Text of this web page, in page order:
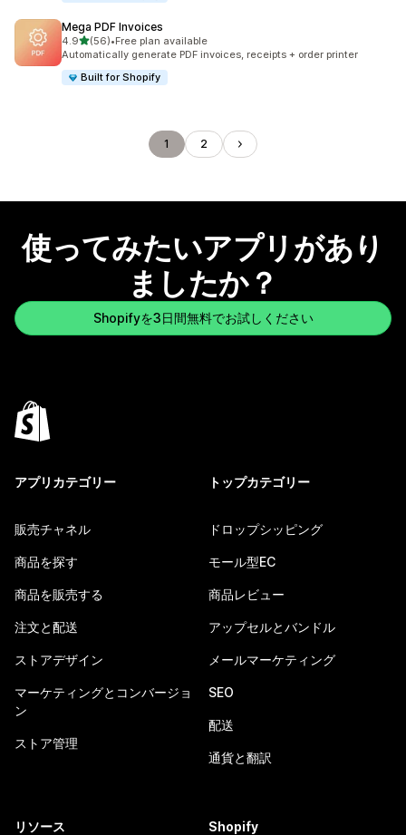
Mega PDF Invoices
4.95つ星中
(56)
合計レビュー数：56件
•Free plan available
Automatically generate PDF invoices, receipts + order printer
Built for Shopify
1 2
使ってみたいアプリがあり
ましたか？
Shopifyを3日間無料でお試しください
アプリカテゴリー
販売チャネル
商品を探す
商品を販売する
注文と配送
ストアデザイン
マーケティングとコンバージョ
ン
ストア管理
トップカテゴリー
ドロップシッピング
モール型EC
商品レビュー
アップセルとバンドル
メールマーケティング
SEO
配送
通貨と翻訳
リソース Shopify